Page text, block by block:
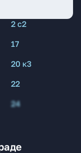
2 с2
17
20 к3
22
24